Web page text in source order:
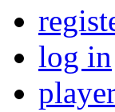
log in